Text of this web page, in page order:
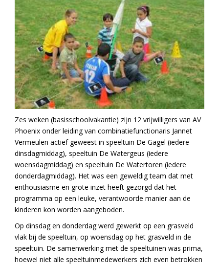
Zes weken (basisschoolvakantie) zijn 12 vrijwilligers van AV
Phoenix onder leiding van combinatiefunctionaris Jannet
Vermeulen actief geweest in speeltuin De Gagel (iedere
dinsdagmiddag), speeltuin De Watergeus (iedere
woensdagmiddag) en speeltuin De Watertoren (iedere
donderdagmiddag). Het was een geweldig team dat met
enthousiasme en grote inzet heeft gezorgd dat het
programma op een leuke, verantwoorde manier aan de
kinderen kon worden aangeboden.
Op dinsdag en donderdag werd gewerkt op een grasveld
vlak bij de speeltuin, op woensdag op het grasveld in de
speeltuin. De samenwerking met de speeltuinen was prima,
hoewel niet alle speeltuinmedewerkers zich even betrokken